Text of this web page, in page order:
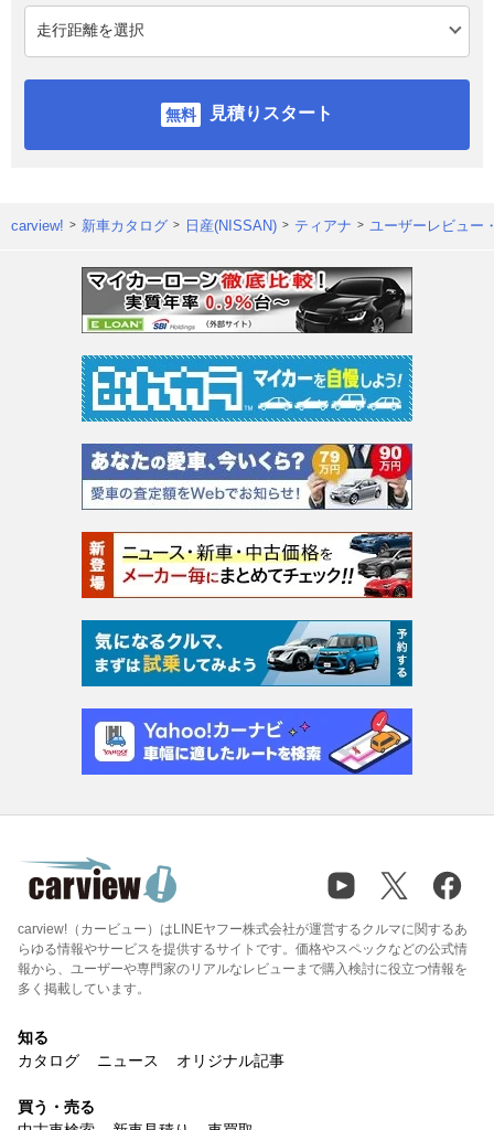
見積りスタート
carview! 新車カタログ 日産(NISSAN) ティアナ ユーザーレビュー
carview!（カービュー）はLINEヤフー株式会社が運営するクルマに関するあ
らゆる情報やサービスを提供するサイトです。価格やスペックなどの公式情
報から、ユーザーや専門家のリアルなレビューまで購入検討に役立つ情報を
多く掲載しています。
知る
カタログ
ニュース オリジナル記事
買う・売る